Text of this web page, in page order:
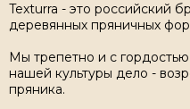
Texturra - это российский
деревянных пряничных
Мы трепетно и с
нашей культуры дело -
пряника.